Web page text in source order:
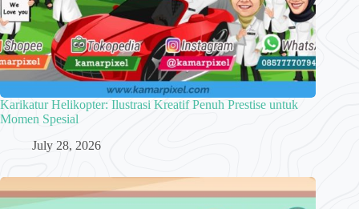
Karikatur Helikopter: Ilustrasi Kreatif Penuh Prestise untuk
Momen Spesial
July 28, 2026